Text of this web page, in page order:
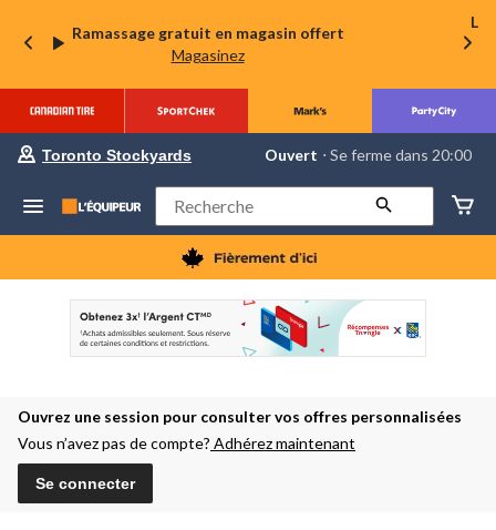
Ramassage gratuit en magasin offert
Magasinez
La
votre
préféré
Toronto
Stockyards,
courament
Ouvert,
ferme
dans
à
changer
Toronto Stockyards Ouvert ⋅ Se ferme dans 20:00
Rechercher
Ouvrez une session pour consulter vos offres personnalisées
Vous n’avez pas de compte? Adhérez maintenant
Se connecter